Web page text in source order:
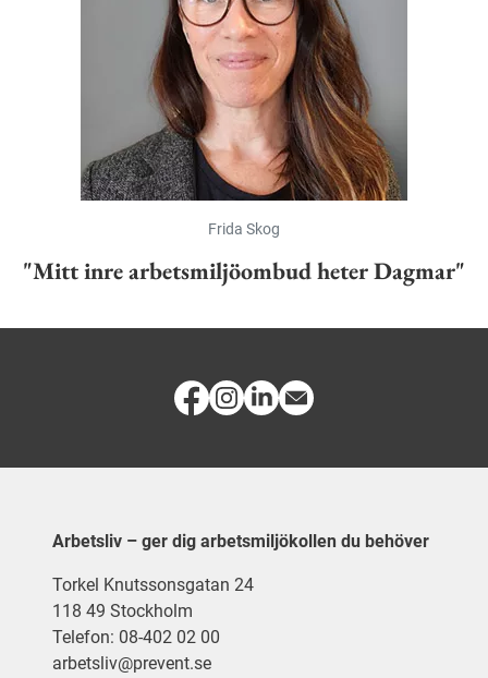
Frida Skog
"Mitt inre arbetsmiljöombud heter Dagmar"
Arbetsliv – ger dig arbetsmiljökollen du behöver
Torkel Knutssonsgatan 24
118 49 Stockholm
Telefon: 08-402 02 00
arbetsliv@prevent.se